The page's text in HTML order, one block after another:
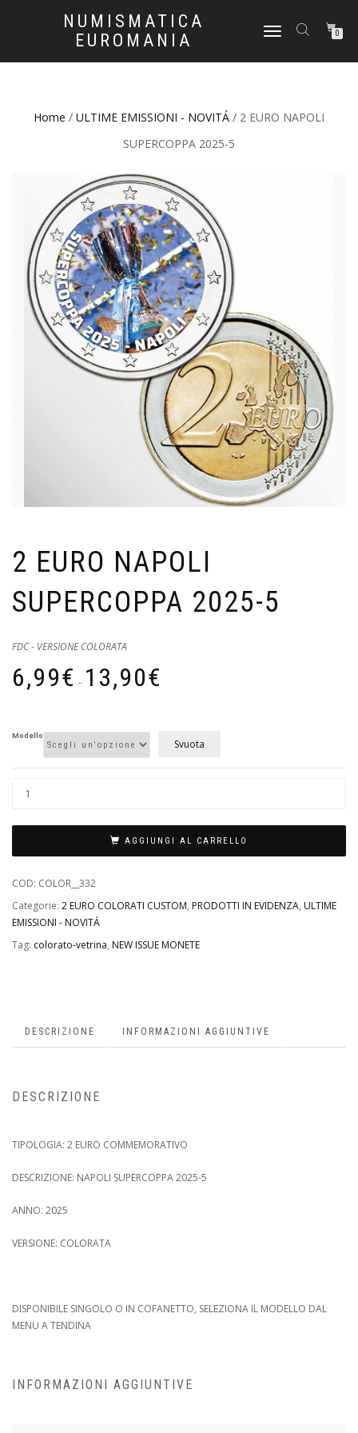
NUMISMATICA
EUROMANIA
NAVIGAZIONE
0
Home / ULTIME EMISSIONI - NOVITÁ / 2 EURO NAPOLI
SUPERCOPPA 2025-5
2 EURO NAPOLI
SUPERCOPPA 2025-5
FDC - VERSIONE COLORATA
6,99€ - 13,90€
Modello
Svuota
AGGIUNGI AL CARRELLO
COD: COLOR__332
Categorie: 2 EURO COLORATI CUSTOM, PRODOTTI IN EVIDENZA, ULTIME
EMISSIONI - NOVITÁ
Tag: colorato-vetrina, NEW ISSUE MONETE
DESCRIZIONE INFORMAZIONI AGGIUNTIVE
DESCRIZIONE
TIPOLOGIA: 2 EURO COMMEMORATIVO
DESCRIZIONE: NAPOLI SUPERCOPPA 2025-5
ANNO: 2025
VERSIONE: COLORATA
DISPONIBILE SINGOLO O IN COFANETTO, SELEZIONA IL MODELLO DAL
MENU A TENDINA
INFORMAZIONI AGGIUNTIVE